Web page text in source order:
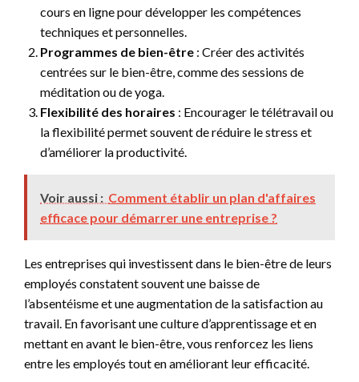
cours en ligne pour développer les compétences
techniques et personnelles.
Programmes de bien-être : Créer des activités
centrées sur le bien-être, comme des sessions de
méditation ou de yoga.
Flexibilité des horaires : Encourager le télétravail ou
la flexibilité permet souvent de réduire le stress et
d’améliorer la productivité.
Voir aussi : Comment établir un plan d'affaires
efficace pour démarrer une entreprise ?
Les entreprises qui investissent dans le bien-être de leurs
employés constatent souvent une baisse de
l’absentéisme et une augmentation de la satisfaction au
travail. En favorisant une culture d’apprentissage et en
mettant en avant le bien-être, vous renforcez les liens
entre les employés tout en améliorant leur efficacité.